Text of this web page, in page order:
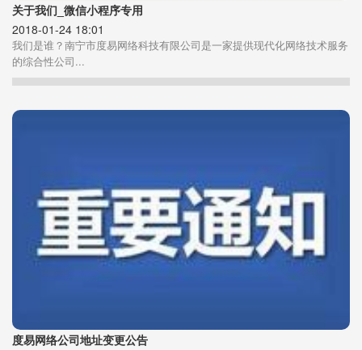
关于我们_微信小程序专用
2018-01-24 18:01
我们是谁？南宁市度易网络科技有限公司是一家提供现代化网络技术服务
的综合性公司...
度易网络公司地址变更公告